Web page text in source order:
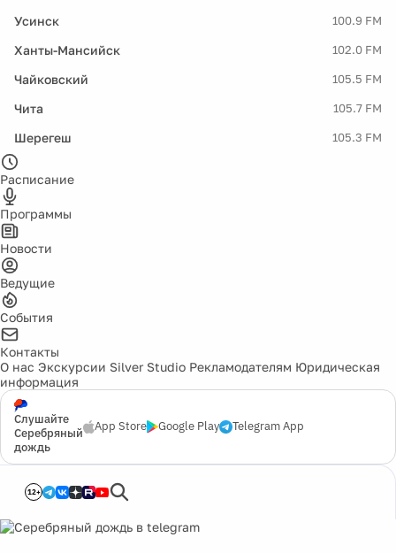
Усинск 100.9 FM
Ханты-Мансийск 102.0 FM
Чайковский 105.5 FM
Чита 105.7 FM
Шерегеш 105.3 FM
Расписание
Программы
Новости
Ведущие
События
Контакты
О нас Экскурсии Silver Studio Рекламодателям Юридическая
информация
Слушайте
Серебряный
дождь
App Store Google Play Telegram App
12+